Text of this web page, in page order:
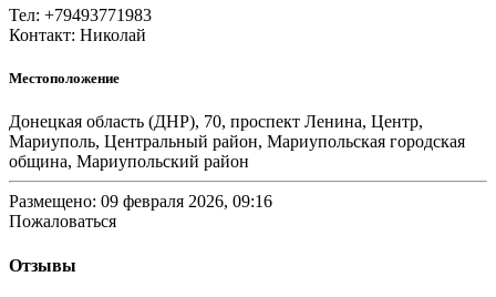
Тел: +79493771983
Контакт: Николай
Местоположение
Донецкая область (ДНР), 70, проспект Ленина, Центр,
Мариуполь, Центральный район, Мариупольская городская
община, Мариупольский район
Размещено: 09 февраля 2026, 09:16
Пожаловаться
Отзывы